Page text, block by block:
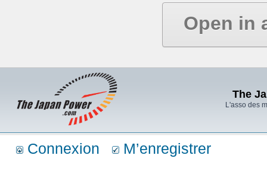
Open in
The
L'asso des
Connexion M’enregistrer